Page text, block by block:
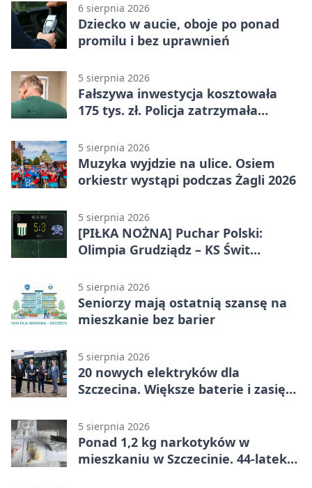
6 sierpnia 2026
Dziecko w aucie, oboje po ponad
promilu i bez uprawnień
5 sierpnia 2026
Fałszywa inwestycja kosztowała
175 tys. zł. Policja zatrzymała
5 sierpnia 2026
Muzyka wyjdzie na ulice. Osiem
orkiestr wystąpi podczas Żagli 2026
5 sierpnia 2026
[PIŁKA NOŻNA] Puchar Polski:
Olimpia Grudziądz – KS Świt
stracił dwubramkowe prowadzenie
5 sierpnia 2026
Seniorzy mają ostatnią szansę na
mieszkanie bez barier
5 sierpnia 2026
20 nowych elektryków dla
Szczecina. Większe baterie i zasięg
5 sierpnia 2026
Ponad 1,2 kg narkotyków w
mieszkaniu w Szczecinie. 44-latek